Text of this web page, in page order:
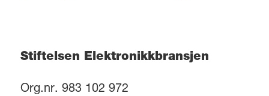
Stiftelsen Elektronikkbransjen
Org.nr. 983 102 972